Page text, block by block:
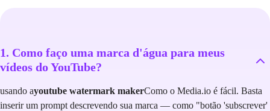
1. Como faço uma marca d'água para meus
vídeos do YouTube?
usando ayoutube watermark makerComo o Media.io é fácil. Basta
inserir um prompt descrevendo sua marca — como "botão 'subscrever'